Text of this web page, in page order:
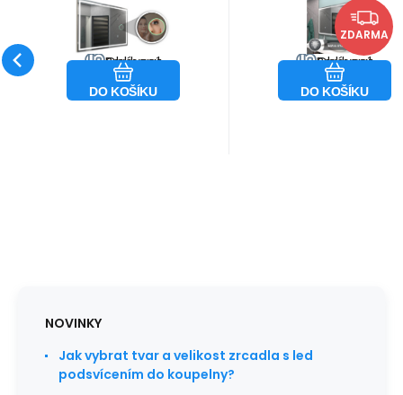
Zvětšovací
zrcátko k LED
zrcadlu
PREMIUM
Kód:LEDALA02P
Záruka2roky
1 100Kč
10-14
PRACOVNÍCH DNŮ
DO KOŠÍKU
Oblíbený
Porovnat
Přidávejte pouze
k zrcadlum
PREMIUM!!!!
ZDARMA
Distribuce EU
BARVA LED
osvětlení
STUDENÁ
PREMIUM
Kód: LEDALA015P
Záruka 2roky
0 Kč
Doplněk k
zrcadlům
DO KOŠÍKU
Oblíbený
Porovnat
Přidávejte pouze
k zrcadlum
PREMIUM!!!! BARVA
NOVINKY
Jak vybrat tvar a velikost zrcadla s led
podsvícením do koupelny?